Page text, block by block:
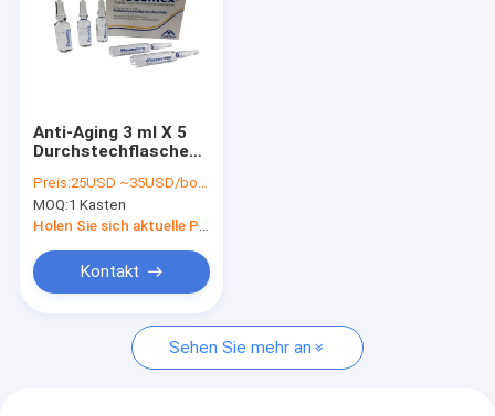
Anti-Aging 3 ml X 5
Durchstechflaschen
Falten auflösen
Preis:25USD ~35USD/bottle
MOQ:1 Kasten
Kontakt
Sehen Sie mehr an